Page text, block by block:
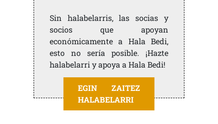
Sin halabelarris, las socias y
socios que apoyan
económicamente a Hala Bedi,
esto no sería posible. ¡Hazte
halabelarri y apoya a Hala Bedi!
EGIN ZAITEZ
HALABELARRI